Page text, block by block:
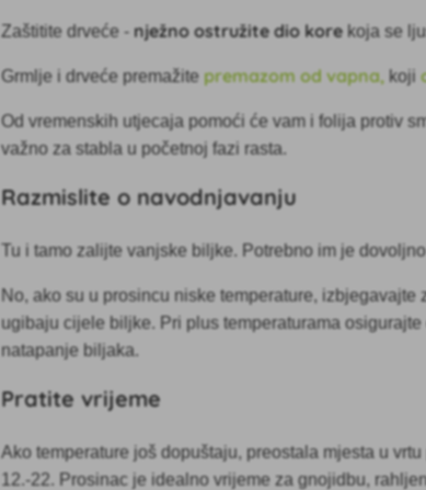
Zaštitite drveće - nježno ostružite dio korekoja se
Grmlje i drveće premažite premazom od vapna, koji
Od vremenskih utjecaja pomoći će vam i folija protiv
važno za stabla u početnoj fazi rasta.
Razmislite o navodnjavanju
Tu i tamo zalijte vanjske biljke. Potrebno im je
No, ako su u prosincu niske temperature,
ugibaju cijele biljke. Pri plus temperaturama
natapanje biljaka.
Pratite vrijeme
Ako temperature još dopuštaju, preostala mjesta u
12.-22. Prosinac je idealno vrijeme za gnojidbu,